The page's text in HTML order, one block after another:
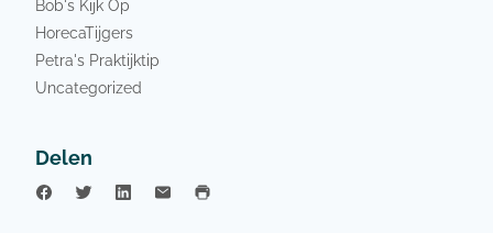
Bob's Kijk Op
HorecaTijgers
Petra's Praktijktip
Uncategorized
Delen